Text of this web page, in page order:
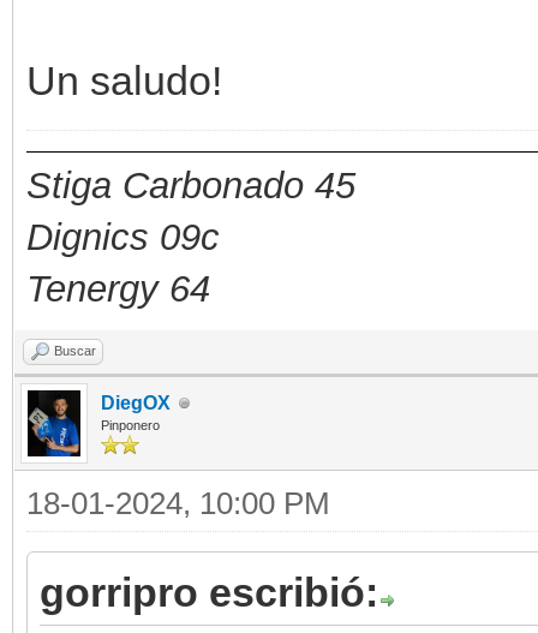
Un saludo!
Stiga Carbonado 45
Dignics 09c
Tenergy 64
Buscar
DiegOX
Pinponero
18-01-2024, 10:00 PM
gorripro escribió: